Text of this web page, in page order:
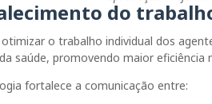
do
o trabalho individual dos
saúde, promovendo maior eficiência
fortalece a comunicação entre: